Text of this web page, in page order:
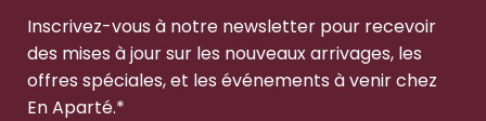
Inscrivez-vous à notre newsletter pour recevoir
des mises à jour sur les nouveaux arrivages, les
offres spéciales, et les événements à venir chez
En Aparté.*